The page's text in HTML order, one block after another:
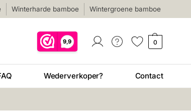
Winterharde bamboe Wintergroene bamboe
0
Wederverkoper? Contact